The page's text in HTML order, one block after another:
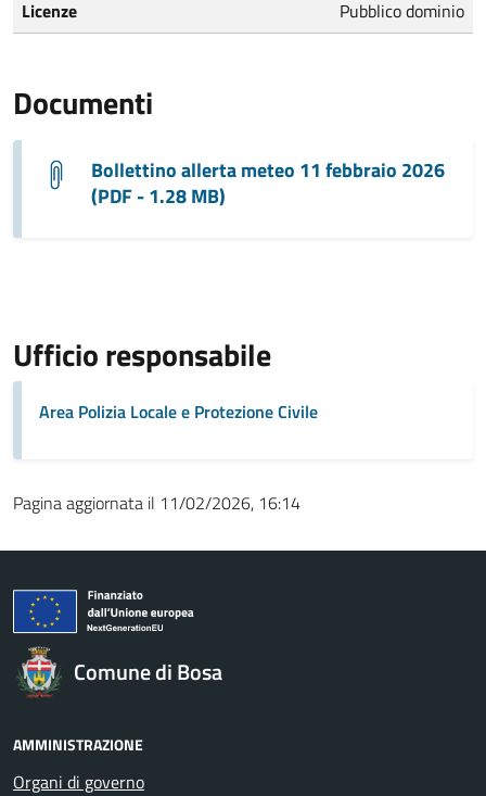
Licenze Pubblico dominio
Documenti
Bollettino allerta meteo 11 febbraio 2026
(PDF - 1.28 MB)
Ufficio responsabile
Area Polizia Locale e Protezione Civile
Pagina aggiornata il 11/02/2026, 16:14
Comune di Bosa
AMMINISTRAZIONE
Organi di governo